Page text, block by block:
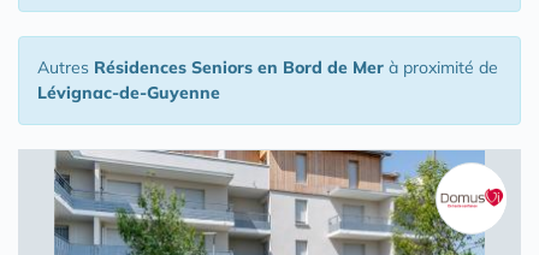
Autres Résidences Seniors en Bord de Mer à proximité de
Lévignac-de-Guyenne